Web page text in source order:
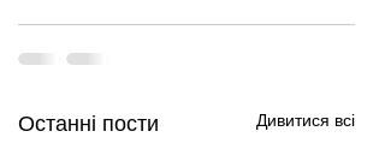
Останні пости Дивитися всі